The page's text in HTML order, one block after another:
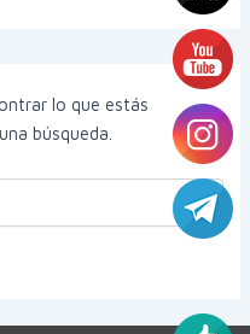
lo que estás
búsqueda.